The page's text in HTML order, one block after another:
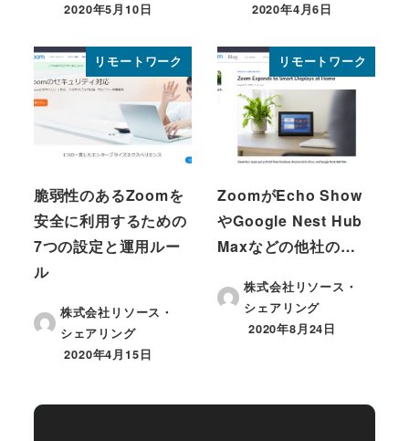
投稿日
2020年5月10日
投稿日
2020年4月6日
リモートワーク
脆弱性のあるZoomを
安全に利用するための
7つの設定と運用ルー
ル
株式会社リソース・
シェアリング
投稿日
2020年4月15日
リモートワーク
ZoomがEcho Show
やGoogle Nest Hub
Maxなどの他社の…
株式会社リソース・
シェアリング
投稿日
2020年8月24日